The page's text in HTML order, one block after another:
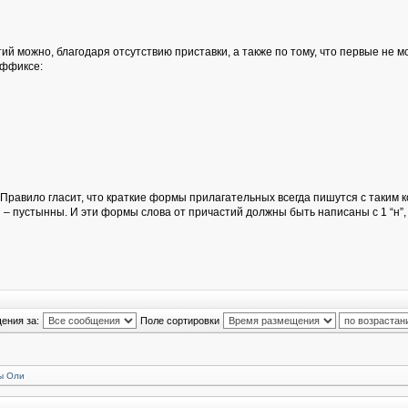
можно, благодаря отсутствию приставки, а также по тому, что первые не
гласит, что краткие формы прилагательных всегда пишутся с таким
И эти формы слова от причастий должны быть написаны с 1
за: Поле сортировки
Оли